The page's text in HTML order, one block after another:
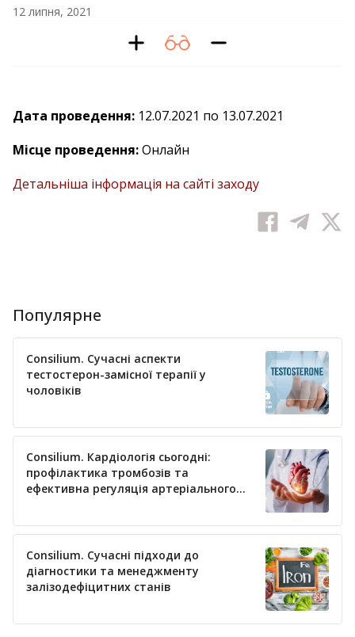
12 липня, 2021
Дата проведення: 12.07.2021 по 13.07.2021
Місце проведення:Онлайн
Детальніша інформація на сайті заходу
Популярне
Consilium. Сучасні аспекти
тестостерон-замісної терапії у
чоловіків
Consilium. Кардіологія сьогодні:
профілактика тромбозів та
ефективна регуляція артеріального
Consilium. Сучасні підходи до
діагностики та менеджменту
залізодефіцитних станів